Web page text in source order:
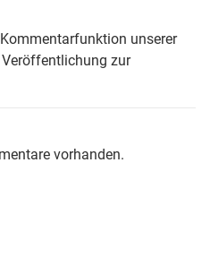
unserer
zur
vorhanden.